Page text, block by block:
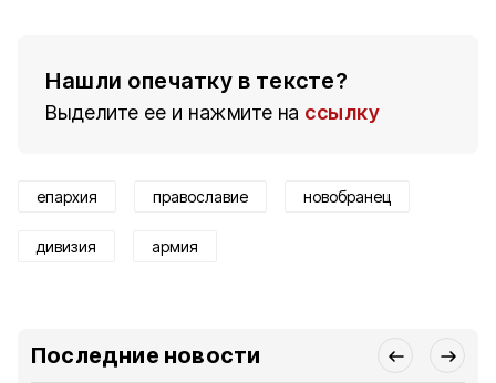
Нашли опечатку в тексте?
Выделите ее и нажмите на ссылку
епархия православие новобранец
дивизия армия
Последние новости